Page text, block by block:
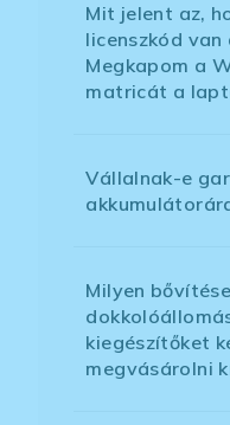
Mit jelent az,
licenszkód van
Megkapom a
matricát a
Vállalnak-e
Milyen
kiegészítőket
megvásárolni